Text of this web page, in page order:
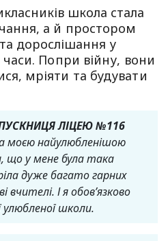
школа стала
а й простором
дорослішання у
часи. Попри війну, вони
мріяти та будувати
ЛІЦЕЮ №116
моєю найулюбленішою
що у мене була така
дуже багато гарних
вчителі. І я обов’язково
улюбленої школи.